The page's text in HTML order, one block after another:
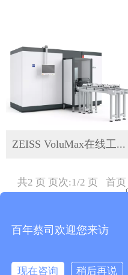
ZEISS VoluMax在线工...
共2 页 页次:1/2 页 首页
Copyright 昆山友硕新
百年蔡司欢迎您来访
现在咨询 稍后再说